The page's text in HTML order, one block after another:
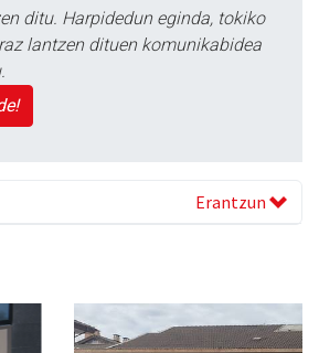
ditu. Harpidedun eginda, tokiko
lantzen dituen komunikabidea
Erantzun